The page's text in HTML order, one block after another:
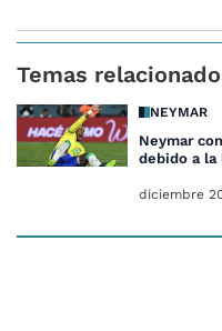
Temas
NEYMAR
Neymar
debido a la
diciembre